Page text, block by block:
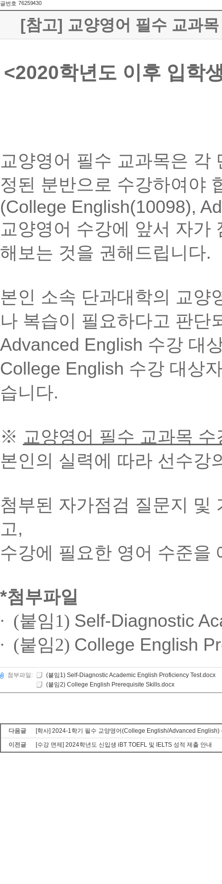
글번호 76259430
[참고] 교양영어 필수 교과
<2020학년도 이후 입학
교양영어 필수 교과목은 각
정된 분반으로 수강하여야
(College English(10098),
교양영어 수강에 앞서 자가
해보는 것을 권해드립니다.
본인 소속 단과대학의 교양
나 복습이 필요하다고 판단
Advanced English 수강 대
College English 수강 대상
습니다.
※ 교양영어 필수 교과목
본인의 실력에 따라 선수강
첨부된 자가점검 질문지 및
고,
수강에 필요한 영어 수준을
*첨부파일
∙ (붙임1) Self-Diagnostic
∙ (붙임2) College English
첨부파일:
(붙임1) Self-Diagnostic Academic English Proficiency Test.docx
(붙임2) College English Prerequisite Skills.docx
다음글
[학사] 2024-1학기 필수 교양영어(College English/Advanced English)
이전글
[수강 면제] 2024학년도 신입생 iBT TOEFL 및 IELTS 성적 제출 안내